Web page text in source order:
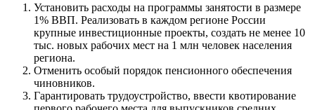
Установить расходы на программы занятости в размере
1% ВВП. Реализовать в каждом регионе России
крупные инвестиционные проекты, создать не менее 10
тыс. новых рабочих мест на 1 млн человек населения
региона.
Отменить особый порядок пенсионного обеспечения
чи­новников.
Гарантировать трудоустройство, ввести квотирование